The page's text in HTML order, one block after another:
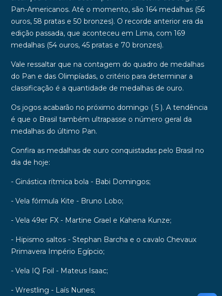
Pan-Americanos. Até o momento, são 164 medalhas (56
ouros, 58 pratas e 50 bronzes). O recorde anterior era da
edição passada, que aconteceu em Lima, com 169
medalhas (54 ouros, 45 pratas e 70 bronzes).
Vale ressaltar que na contagem do quadro de medalhas
do Pan e das Olimpíadas, o critério para determinar a
classificação é a quantidade de medalhas de ouro.
Os jogos acabarão no próximo domingo ( 5 ). A tendência
é que o Brasil também ultrapasse o número geral da
medalhas do último Pan.
Confira as medalhas de ouro conquistadas pelo Brasil no
dia de hoje:
- Ginástica rítmica bola - Babi Domingos;
- Vela fórmula Kite - Bruno Lobo;
- Vela 49er FX - Martine Grael e Kahena Kunze;
- Hipismo saltos - Stephan Barcha e o cavalo Chevaux
Primavera Império Egípcio;
- Vela IQ Foil - Mateus Isaac;
- Wrestling - Laís Nunes;